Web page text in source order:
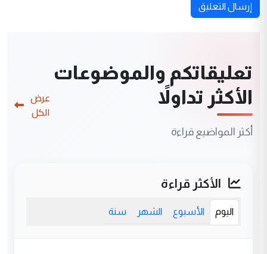
إرسال التعليق
تعليقاتكم والموضوعات
الأكثر تداولاً
أكثر المواضيع قراءة
عرض
الكل
الأكثر قراءة
اليوم الأسبوع الشهر سنة